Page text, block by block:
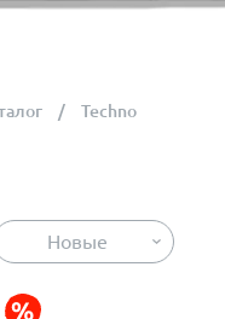
Techno
Новые